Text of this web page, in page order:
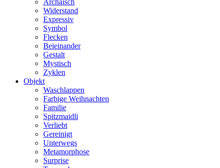
Archaisch
Widerstand
Expressiv
Symbol
Flecken
Beieinander
Gestalt
Mystisch
Zyklen
Objekt
Waschlappen
Farbige Weihnachten
Familie
Spitzmaidli
Verliebt
Gereinigt
Unterwegs
Metamorphose
Surprise